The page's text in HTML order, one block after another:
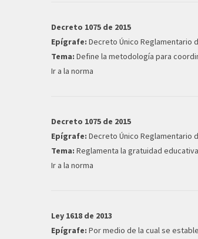
Decreto 1075 de 2015
Epígrafe: Decreto Único Reglamentario
Tema: Define la metodología para
Ir a la norma
Decreto 1075 de 2015
Epígrafe: Decreto Único Reglamentario
Tema: Reglamenta la gratuidad
Ir a la norma
Ley 1618 de 2013
Epígrafe: Por medio de la cual se